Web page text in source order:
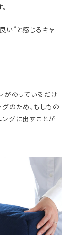
い”と感じるキャ
がのっているだけ
のため、もしもの
グに出すことが